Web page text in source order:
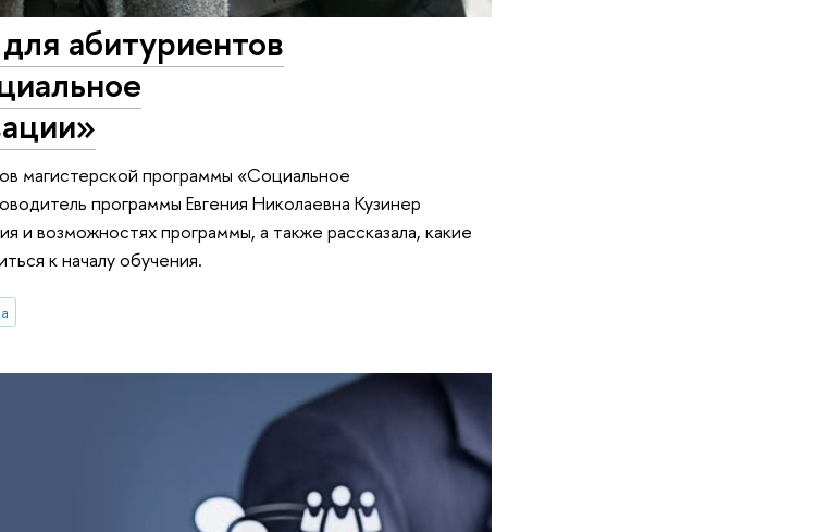
абитуриентов
магистерской программы «Социальное
программы Евгения Николаевна Кузинер
и возможностях программы, а также рассказала, какие
к началу обучения.